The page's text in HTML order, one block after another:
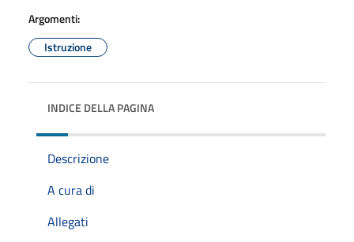
Argomenti:
Istruzione
INDICE DELLA PAGINA
Descrizione
A cura di
Allegati